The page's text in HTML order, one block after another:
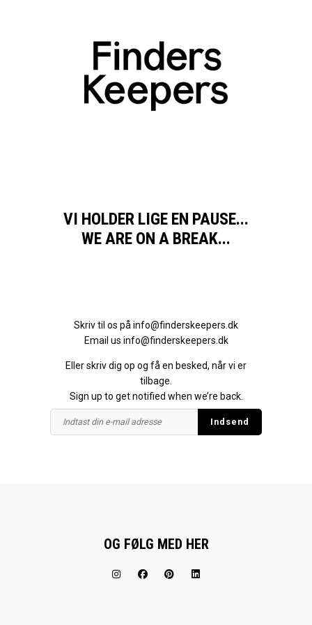
VI HOLDER LIGE EN PAUSE...
WE ARE ON A BREAK...
Skriv til os på info@finderskeepers.dk
Email us info@finderskeepers.dk
Eller skriv dig op og få en besked, når vi er
tilbage.
Sign up to get notified when we’re back.
OG FØLG MED HER